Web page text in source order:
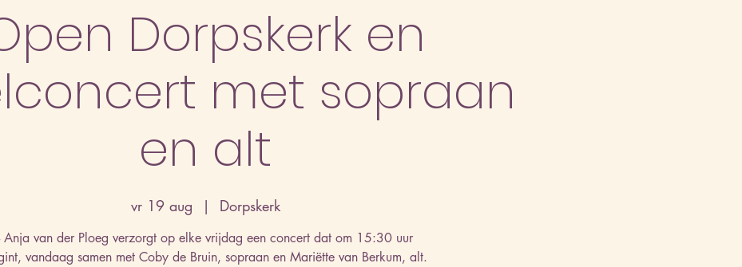
Dorpskerk en
met sopraan
en alt
vr 19 aug
  |
Dorpskerk
Anja van der Ploeg verzorgt op elke vrijdag een concert dat om 15:30 uur
vandaag samen met Coby de Bruin, sopraan en Mariëtte van Berkum, alt.